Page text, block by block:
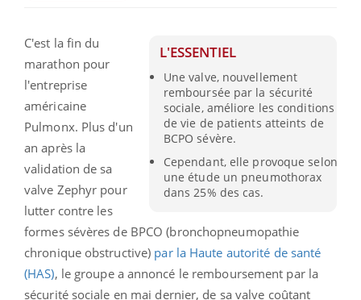
L'ESSENTIEL
Une valve, nouvellement
remboursée par la sécurité
sociale, améliore les conditions
de vie de patients atteints de
BCPO sévère.
Cependant, elle provoque selon
une étude un pneumothorax
dans 25% des cas.
C'est la fin du
marathon pour
l'entreprise
américaine
Pulmonx. Plus d'un
an après la
validation de sa
valve Zephyr pour
lutter contre les
formes sévères de BPCO (bronchopneumopathie
chronique obstructive) par la Haute autorité de santé
(HAS), le groupe a annoncé le remboursement par la
sécurité sociale en mai dernier, de sa valve coûtant